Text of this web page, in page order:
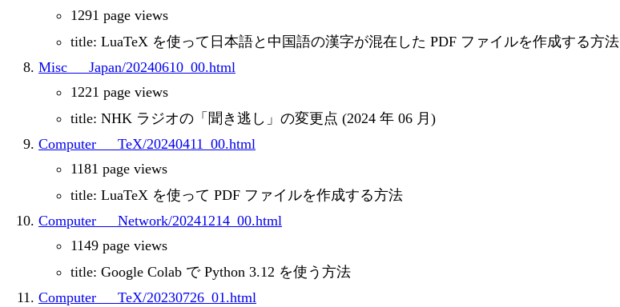
1291 page views
title: LuaTeX を使って日本語と中国語の漢字が混在した PDF ファイルを作成する方法
Misc___Japan/20240610_00.html
1221 page views
title: NHK ラジオの「聞き逃し」の変更点 (2024 年 06 月)
Computer___TeX/20240411_00.html
1181 page views
title: LuaTeX を使って PDF ファイルを作成する方法
Computer___Network/20241214_00.html
1149 page views
title: Google Colab で Python 3.12 を使う方法
Computer___TeX/20230726_01.html